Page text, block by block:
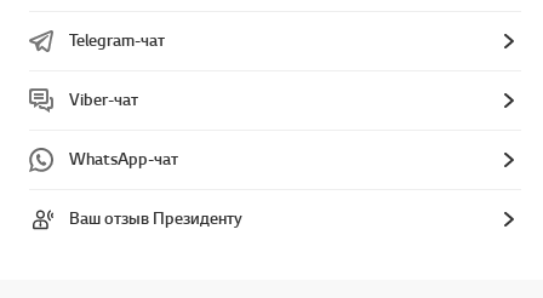
Telegram-чат
Viber-чат
WhatsApp-чат
Ваш отзыв Президенту